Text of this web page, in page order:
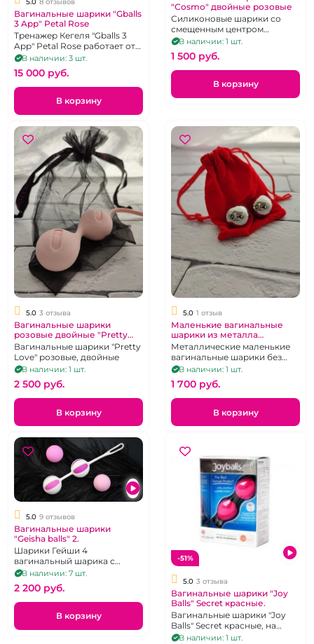
Вагинальные шарики "Gballs
3 App" Petal Rose
Тренажер Кегеля "Gballs 3
App" Petal Rose работает от
приложения Magic Kegel
В наличии: 3 шт.
15 000 pуб.
В корзину
"Cosmo" двойные розовые
Силиконовые шарики со
смещенным центром
тяжести.
В наличии: 1 шт.
1 500 pуб.
В корзину
5.0 3 отзыва
Вагинальные шарики
розовые двойные "Pretty
Love"
Вагинальные шарики "Pretty
Love" розовые, двойные
В наличии: 1 шт.
2 500 pуб.
В корзину
5.0 1 отзыв
Маленькие вагинальные
шарики из металла
"Матрешка"
Металлические маленькие
вагинальные шарики без
сцепки, футляр в виде
матрешки.
В наличии: 1 шт.
1 700 pуб.
В корзину
5.0 9 отзывов
Вагинальные шарики
"Geisha balls" 2.
Шарики Гейши 4
вагинальный шарика с
силиконовой сцепкой.
В наличии: 7 шт.
2 200 pуб.
В корзину
-51%
5.0 3 отзыва
Вагинальные шарики "Joy
Balls" Secret красные.
Вагинальные шарики "Joy
Balls" Secret красные, на
сцепке, двойные.
В наличии: 1 шт.